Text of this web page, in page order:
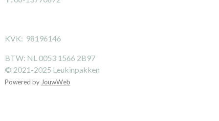
KVK: 98196146
BTW: NL 0053 1566 2B97
© 2021-2025 Leukinpakken
Powered by JouwWeb